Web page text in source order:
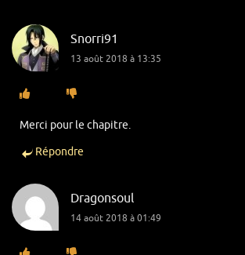
Snorri91
13 août 2018 à 13:35
Merci pour le chapitre.
Répondre
Dragonsoul
14 août 2018 à 01:49